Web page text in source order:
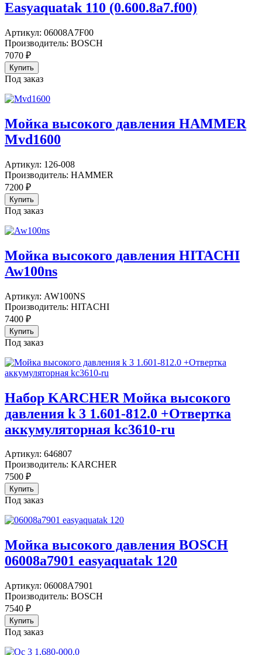
Easyaquatak 110 (0.600.8a7.f00)
Артикул: 06008A7F00
Производитель: BOSCH
7070 ₽
Под заказ
Мойка высокого давления HAMMER
Mvd1600
Артикул: 126-008
Производитель: HAMMER
7200 ₽
Под заказ
Мойка высокого давления HITACHI
Aw100ns
Артикул: AW100NS
Производитель: HITACHI
7400 ₽
Под заказ
Набор KARCHER Мойка высокого
давления k 3 1.601-812.0 +Отвертка
аккумуляторная kc3610-ru
Артикул: 646807
Производитель: KARCHER
7500 ₽
Под заказ
Мойка высокого давления BOSCH
06008a7901 easyaquatak 120
Артикул: 06008A7901
Производитель: BOSCH
7540 ₽
Под заказ